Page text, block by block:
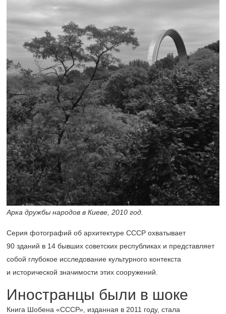
Арка дружбы народов в Киеве, 2010 год.
Серия фотографий об архитектуре СССР охватывает
90 зданий в 14 бывших советских республиках и представляет
собой глубокое исследование культурного контекста
и исторической значимости этих сооружений.
Иностранцы были в шоке
Книга Шобена «СССР», изданная в 2011 году, стала